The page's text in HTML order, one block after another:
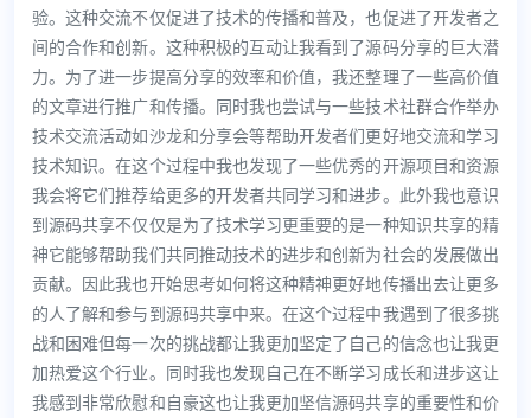
验。这种交流不仅促进了技术的传播和普及，也促进了开发者之
间的合作和创新。这种积极的互动让我看到了源码分享的巨大潜
力。为了进一步提高分享的效率和价值，我还整理了一些高价值
的文章进行推广和传播。同时我也尝试与一些技术社群合作举办
技术交流活动如沙龙和分享会等帮助开发者们更好地交流和学习
技术知识。在这个过程中我也发现了一些优秀的开源项目和资源
我会将它们推荐给更多的开发者共同学习和进步。此外我也意识
到源码共享不仅仅是为了技术学习更重要的是一种知识共享的精
神它能够帮助我们共同推动技术的进步和创新为社会的发展做出
贡献。因此我也开始思考如何将这种精神更好地传播出去让更多
的人了解和参与到源码共享中来。在这个过程中我遇到了很多挑
战和困难但每一次的挑战都让我更加坚定了自己的信念也让我更
加热爱这个行业。同时我也发现自己在不断学习成长和进步这让
我感到非常欣慰和自豪这也让我更加坚信源码共享的重要性和价